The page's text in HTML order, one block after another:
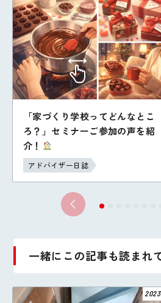
「家づくり学校ってどんなとこ
ろ？」セミナーご参加の声を紹
介！
アドバイザー日誌
一緒にこの記事も読まれ